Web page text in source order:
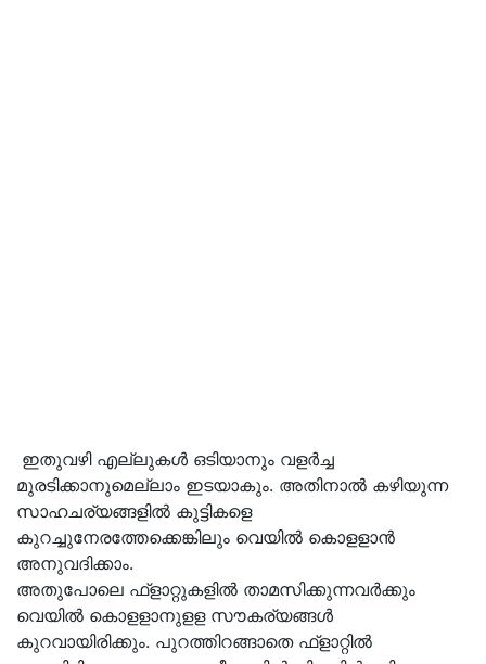
ഇതുവഴി എല്ലുകള്‍ ഒടിയാനും വളര്‍ച്ച
മുരടിക്കാനുമെല്ലാം ഇടയാകും. അതിനാല്‍ കഴിയുന്ന
സാഹചര്യങ്ങളില്‍ കുട്ടികളെ
കുറച്ചുനേരത്തേക്കെങ്കിലും വെയില്‍ കൊളളാന്‍
അനുവദിക്കാം.
അതുപോലെ ഫ്‌ളാറ്റുകളില്‍ താമസിക്കുന്നവര്‍ക്കും
വെയില്‍ കൊളളാനുളള സൗകര്യങ്ങള്‍
കുറവായിരിക്കും. പുറത്തിറങ്ങാതെ ഫ്‌ളാറ്റില്‍